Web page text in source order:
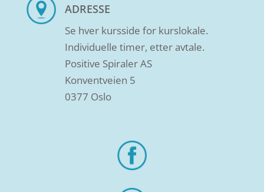
ADRESSE
Se hver kursside for kurslokale.
Individuelle timer, etter avtale.
Positive Spiraler AS
Konventveien 5
0377 Oslo